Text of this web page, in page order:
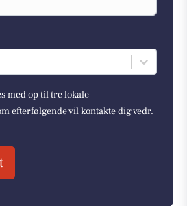
med op til tre lokale
efterfølgende vil kontakte dig vedr.